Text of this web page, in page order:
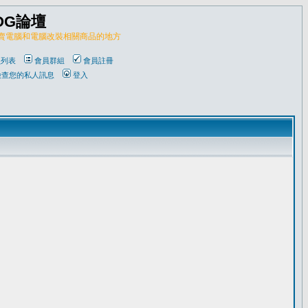
論壇
電腦和電腦改裝相關商品的地方
表 會員群組
會員註冊
您的私人訊息
登入